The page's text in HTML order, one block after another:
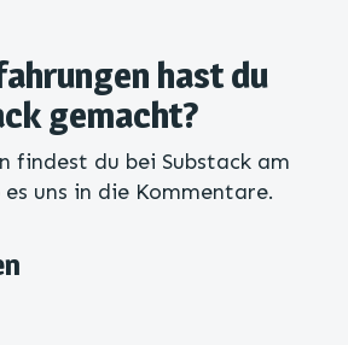
hast du
gemacht?
findest du bei Substack am
es uns in die Kommentare.